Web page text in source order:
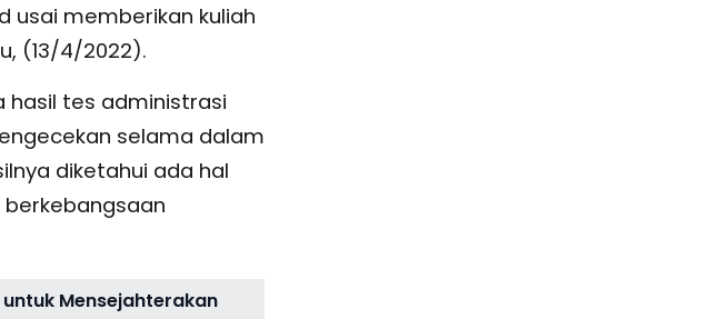
usai memberikan kuliah
(13/4/2022).
hasil tes administrasi
selama dalam
diketahui ada hal
Mensejahterakan